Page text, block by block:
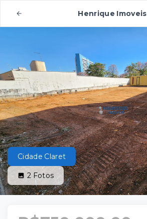
Henrique Imoveis
Cidade Claret
2 Fotos